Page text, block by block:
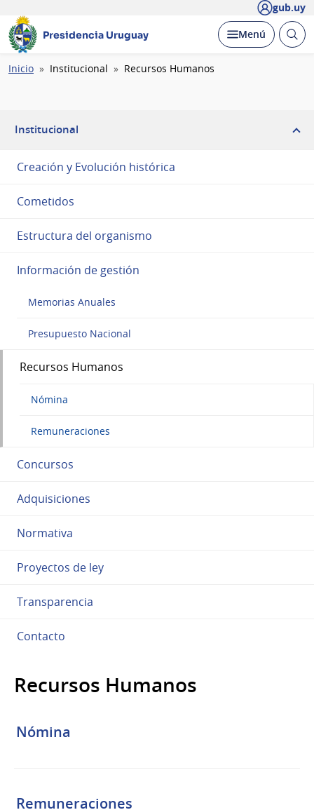
gub.uy
Presidencia Uruguay Desplegar
Menú Abrir
Ruta
Inicio Institucional Recursos Humanos
Institucional
Creación y Evolución histórica
Cometidos
Estructura del organismo
Información de gestión
Memorias Anuales
Presupuesto Nacional
Recursos Humanos
Nómina
Remuneraciones
Concursos
Adquisiciones
Normativa
Proyectos de ley
Transparencia
Contacto
Recursos Humanos
Nómina
Remuneraciones